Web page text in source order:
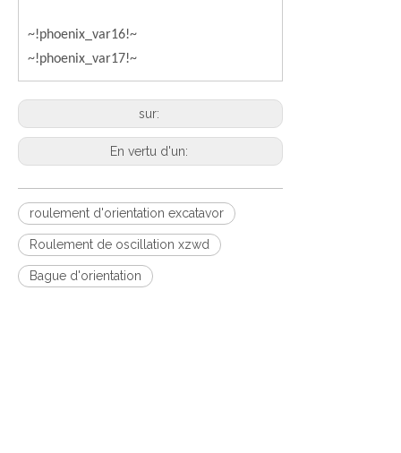
~!phoenix_var16!~
~!phoenix_var17!~
sur:
En vertu d'un:
roulement d'orientation excatavor
Roulement de oscillation xzwd
Bague d'orientation